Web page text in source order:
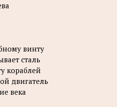
винту
сталь
кораблей
двигатель
века